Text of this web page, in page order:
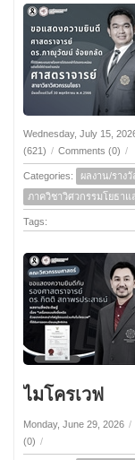
Wednesday, July 15,
(621) / Comments (0) /
Categories: ผลงาน/รางวั
ภาควิชาวิศวกรรมโยธาแ
Tags:
ไมโครเวฟ
Monday, June 29, 2026 /
(0) /